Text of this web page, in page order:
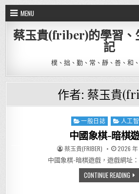
Skip to content
MENU
蔡玉貴(friber)的學習、
記
樸、拙、勤、常、靜、善、和
作者: 蔡玉貴
Posted in
一般日誌 人工
中國象棋-暗棋
AUTHOR:
蔡玉貴(FRIBER) 2026 年
中國象棋-暗棋遊戲，遊戲網址
CONTINUE READING中